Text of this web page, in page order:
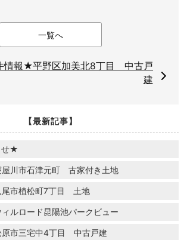
一覧へ
情報★平野区加美北8丁目 中古戸
建
【最新記事】
せ★
川市石津元町 古家付き土地
市植松町7丁目 土地
ルロード昆陽池パークビュー
市三宅中4丁目 中古戸建